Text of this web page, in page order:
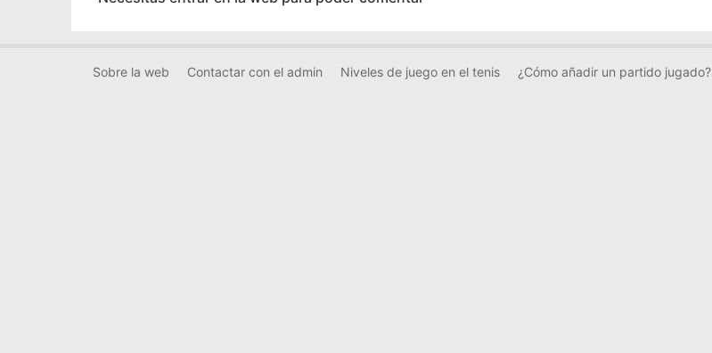
Sobre la web Contactar con el admin Niveles de juego en el tenis ¿Cómo añadir un partido jugado?